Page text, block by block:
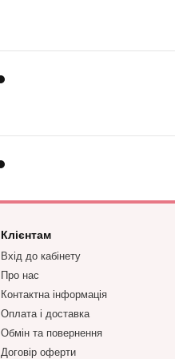
Клієнтам
Вхід до кабінету
Про нас
Контактна інформація
Оплата і доставка
Обмін та повернення
Договір оферти